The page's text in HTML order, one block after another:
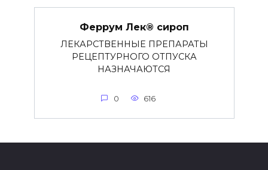
Феррум Лек® сироп
ЛЕКАРСТВЕННЫЕ ПРЕПАРАТЫ
РЕЦЕПТУРНОГО ОТПУСКА
НАЗНАЧАЮТСЯ
0 616